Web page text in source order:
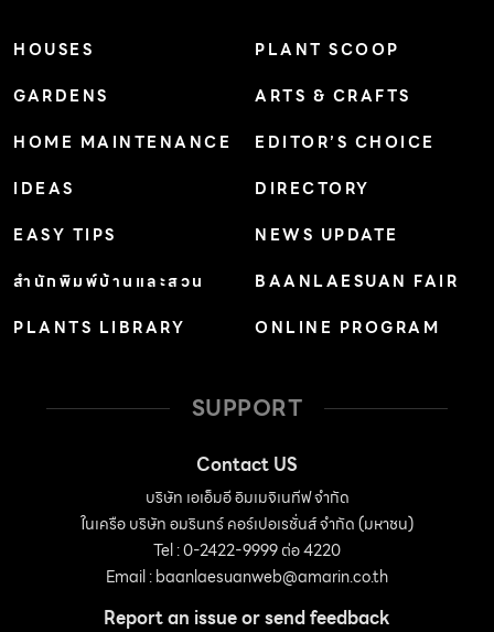
HOUSES
GARDENS
HOME MAINTENANCE
IDEAS
EASY TIPS
สำนักพิมพ์บ้านและสวน
PLANTS LIBRARY
PLANT SCOOP
ARTS & CRAFTS
EDITOR’S CHOICE
DIRECTORY
NEWS UPDATE
BAANLAESUAN FAIR
ONLINE PROGRAM
SUPPORT
Contact US
บริษัท เอเอ็มอี อิมเมจิเนทีฟ จำกัด
ในเครือ บริษัท อมรินทร์ คอร์เปอเรชั่นส์ จำกัด (มหาชน)
Tel : 0-2422-9999 ต่อ 4220
Email :baanlaesuanweb@amarin.co.th
Report an issue or send feedback